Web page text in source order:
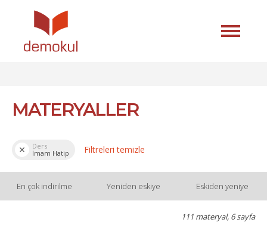
MATERYALLER
Ders
İmam Hatip
Filtreleri temizle
En çok indirilme Yeniden eskiye Eskiden yeniye
111 materyal, 6 sayfa